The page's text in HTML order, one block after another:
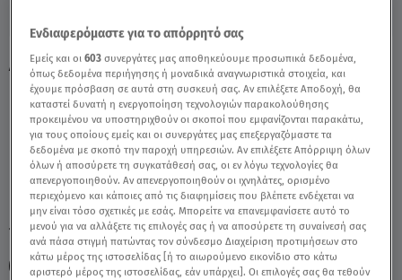
Αιγόκερως 29/6/2021 - Οι Σημερινές
Προβλέψεις - Video
TAGS: ΑΙΓΟΚΕΡΩΣ ΑΙΓΟΚΕΡΩΣ ΣΗΜΕΡΑ ΖΩΔΙΑ
ΑΣΤΡΟΛΟΓΙΚΕΣ ΠΡΟΒΛΕΨΕΙΣ
Ενδιαφερόμαστε για το απόρρητό σας
Εμείς και οι603 συνεργάτες μας αποθηκεύουμε προσωπικά δεδομένα,
όπως δεδομένα περιήγησης ή μοναδικά αναγνωριστικά στοιχεία, και
έχουμε πρόσβαση σε αυτά στη συσκευή σας. Αν επιλέξετε Αποδοχή, θα
καταστεί δυνατή η ενεργοποίηση τεχνολογιών παρακολούθησης
προκειμένου να υποστηριχθούν οι σκοποί που εμφανίζονται παρακάτω,
για τους οποίους εμείς και οι συνεργάτες μας επεξεργαζόμαστε τα
δεδομένα με σκοπό την παροχή υπηρεσιών. Αν επιλέξετε Απόρριψη όλων
όλων ή αποσύρετε τη συγκατάθεσή σας, οι εν λόγω τεχνολογίες θα
απενεργοποιηθούν. Αν απενεργοποιηθούν οι ιχνηλάτες, ορισμένο
περιεχόμενο και κάποιες από τις διαφημίσεις που βλέπετε ενδέχεται να
μην είναι τόσο σχετικές με εσάς. Μπορείτε να επανεμφανίσετε αυτό το
μενού για να αλλάξετε τις επιλογές σας ή να αποσύρετε τη συναίνεσή σας
ανά πάσα στιγμή πατώντας τον σύνδεσμο Διαχείριση προτιμήσεων στο
κάτω μέρος της ιστοσελίδας [ή το αιωρούμενο εικονίδιο στο κάτω
αριστερό μέρος της ιστοσελίδας, εάν υπάρχει]. Οι επιλογές σας θα τεθούν